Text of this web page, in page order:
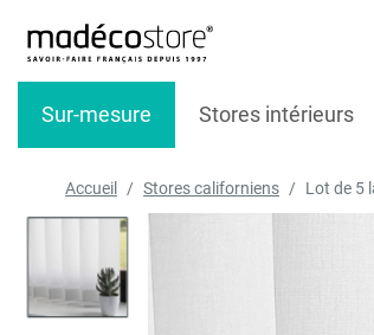
Sur-mesure Stores intérieurs
Accueil Stores californiens Lot de 5